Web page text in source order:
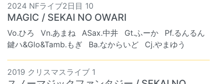
2024 NFライブ2日目 10
MAGIC / SEKAI NO OWARI
Vo.ひろ Vn.あまね ASax.中井 Gt.ふーか
Pf.るんるん
鍵ハ&Glo&Tamb.もぎ
Ba.なからいど Cj.やまゆう
2019 クリスマスライブ 1